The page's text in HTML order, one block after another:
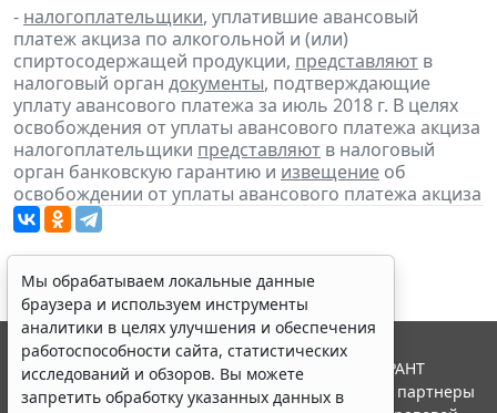
- налогоплательщики, уплатившие авансовый
платеж акциза по алкогольной и (или)
спиртосодержащей продукции, представляют в
налоговый орган документы, подтверждающие
уплату авансового платежа за июль 2018 г. В целях
освобождения от уплаты авансового платежа акциза
налогоплательщики представляют в налоговый
орган банковскую гарантию и извещение об
освобождении от уплаты авансового платежа акциза
Мы обрабатываем локальные данные
браузера и используем инструменты
аналитики в целях улучшения и обеспечения
работоспособности сайта, статистических
исследований и обзоров. Вы можете
запретить обработку указанных данных в
© ООО "НПП "ГАРАНТ-СЕРВИС", 2026. Система ГАРАНТ
выпускается с 1990 года. Компания "Гарант" и ее партнеры